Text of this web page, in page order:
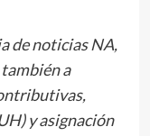
de noticias NA,
a
y asignación